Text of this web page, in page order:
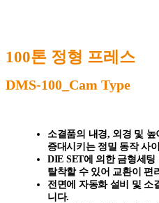
100톤 정형 프레스
DMS-100_Cam Type
소결품의 내경, 외경 및
증대시키는 정밀 동작 사
DIE SET에 의한 금형세팅
탈착할 수 있어 교환이 편
전면에 자동화 설비 및 소
니다.